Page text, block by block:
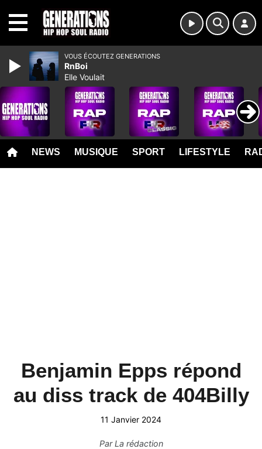
NEWS MUSIQUE SPORT LIFESTYLE
Benjamin Epps répond
au diss track de 404Billy
11 Janvier 2024
ParLa rédaction
VOUS ÉCOUTEZ GENERATIONS
RnBoi
Elle Voulait